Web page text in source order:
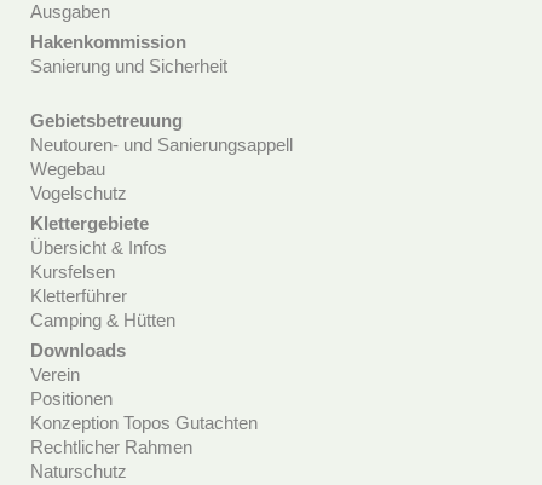
Ausgaben
Hakenkommission
Sanierung und Sicherheit
Gebietsbetreuung
Neutouren- und Sanierungsappell
Wegebau
Vogelschutz
Klettergebiete
Übersicht & Infos
Kursfelsen
Kletterführer
Camping & Hütten
Downloads
Verein
Positionen
Konzeption Topos Gutachten
Rechtlicher Rahmen
Naturschutz